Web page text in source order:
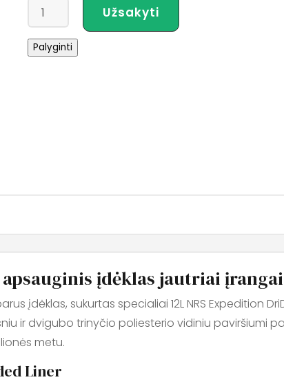
kiekis:
NRS
Expedition
Užsakyti
Palyginti
įdėklas jautriai įrangai
įdėklas, sukurtas specialiai 12L NRS Expedition
ir dvigubo trinyčio poliesterio vidiniu paviršiumi
metu.
Liner